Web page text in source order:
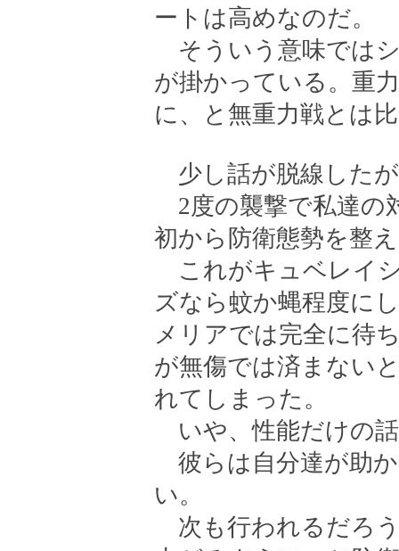
ートは高めなのだ。
そういう意味では
が掛かっている。重
に、と無重力戦とは
少し話が脱線した
2度の襲撃で私達の
初から防衛態勢を整
これがキュベレイ
ズなら蚊か蝿程度に
メリアでは完全に待
が無傷では済まない
れてしまった。
いや、性能だけの
彼らは自分達が助
い。
次も行われるだろ